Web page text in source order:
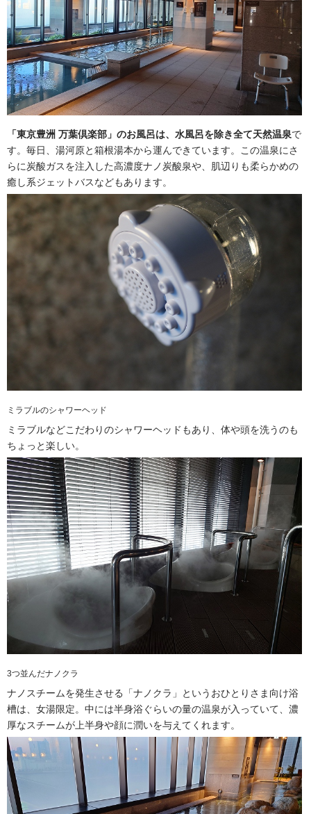
「東京豊洲 万葉倶楽部」のお風呂は、水風呂を除き全て天然温泉で
す。毎日、湯河原と箱根湯本から運んできています。この温泉にさ
らに炭酸ガスを注入した高濃度ナノ炭酸泉や、肌辺りも柔らかめの
癒し系ジェットバスなどもあります。
ミラブルのシャワーヘッド
ミラブルなどこだわりのシャワーヘッドもあり、体や頭を洗うのも
ちょっと楽しい。
3つ並んだナノクラ
ナノスチームを発生させる「ナノクラ」というおひとりさま向け浴
槽は、女湯限定。中には半身浴ぐらいの量の温泉が入っていて、濃
厚なスチームが上半身や顔に潤いを与えてくれます。